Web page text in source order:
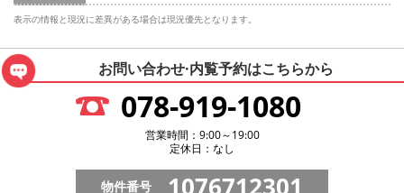
表示の情報と現況に差異がある場合は現況優先となります。
お問い合わせ·内覧予約はこちらから
078-919-1080
営業時間：9:00～19:00
定休日：なし
物件番号